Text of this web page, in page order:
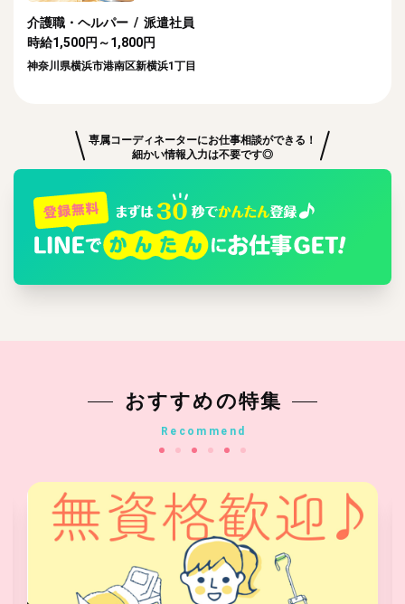
介護職・ヘルパー / 派遣社員
時給1,500円～1,800円
神奈川県横浜市港南区新横浜1丁目
専属コーディネーターにお仕事相談ができる！
細かい情報入力は不要です◎
おすすめの特集
Recommend